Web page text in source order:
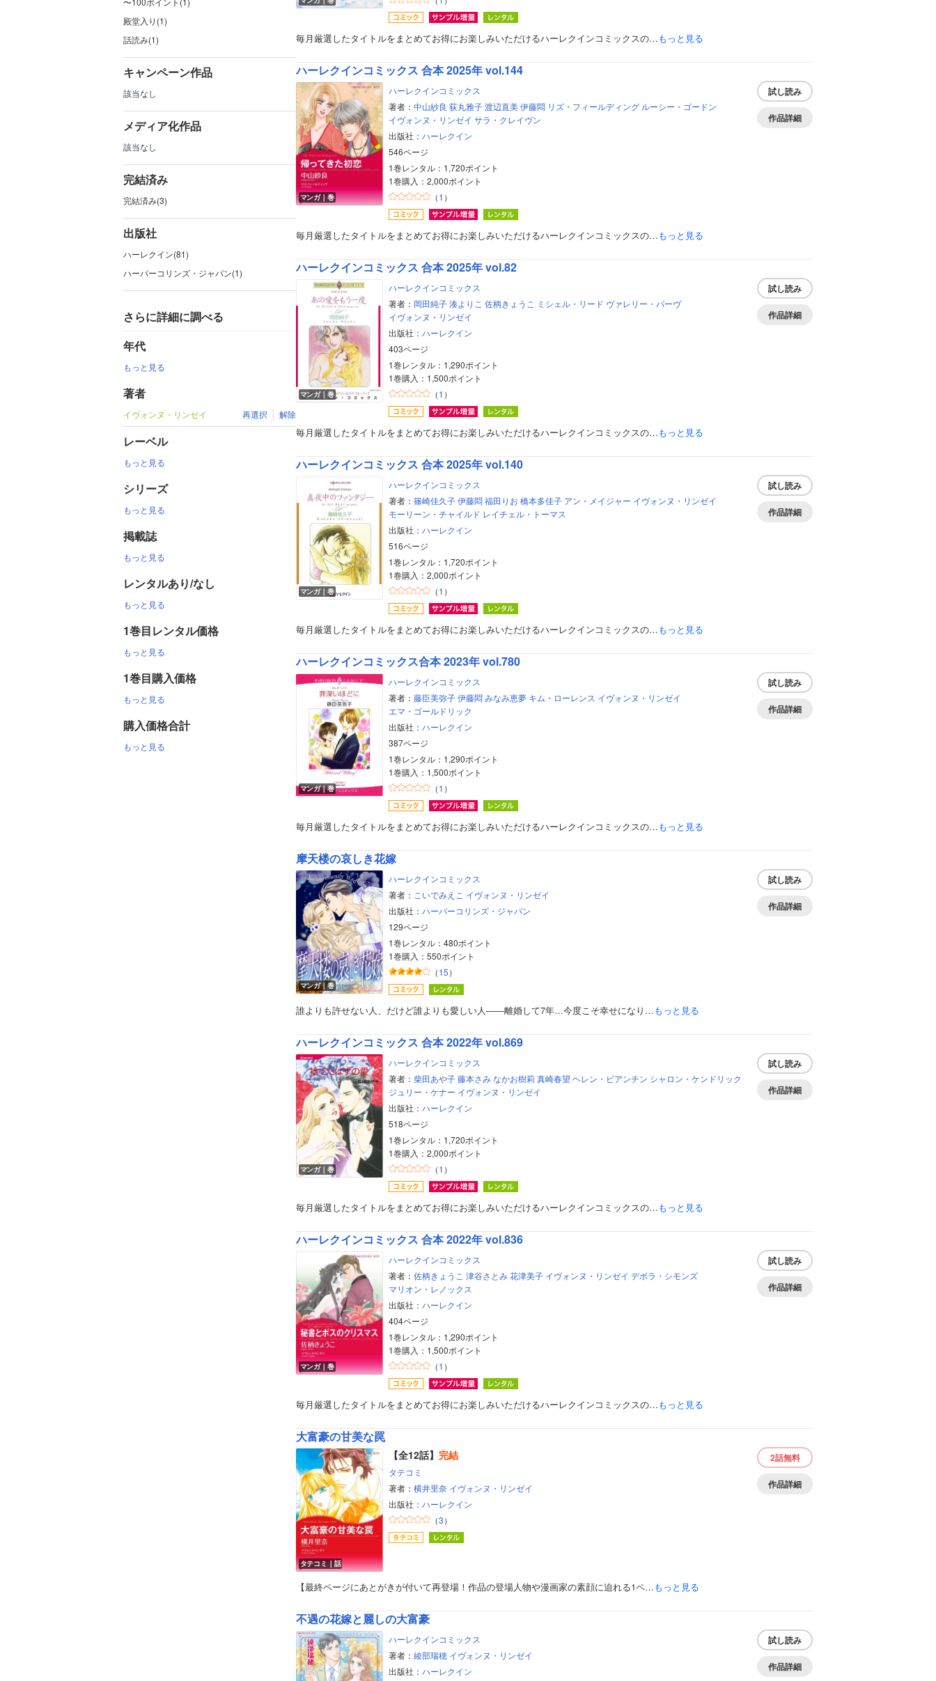
殿堂入り(1)
話読み(1)
キャンペーン作品
該当なし
メディア化作品
該当なし
完結済み
完結済み(3)
出版社
ハーレクイン(81)
ハーパーコリンズ・ジャパン(1)
さらに詳細に調べる
年代
もっと見る
著者
イヴォンヌ・リンゼイ 再選択 解除
レーベル
もっと見る
シリーズ
もっと見る
掲載誌
もっと見る
レンタルあり/なし
もっと見る
1巻目レンタル価格
もっと見る
1巻目購入価格
もっと見る
購入価格合計
もっと見る
ボーイズラブ
ティーンズラブ
美女・美少女
女性写真集
毎月厳選したタイトルをまとめてお得にお楽しみいただけるハーレクインコミックスの…もっと見る
ハーレクインコミックス 合本 2025年 vol.144
マンガ｜巻
ハーレクインコミックス
著者： 中山紗良 荻丸雅子 渡辺直美 伊藤悶 リズ・フィールディング ルーシー・ゴードン
イヴォンヌ・リンゼイ サラ・クレイヴン
出版社： ハーレクイン
546ページ
1巻レンタル：1,720ポイント
1巻購入：2,000ポイント
（1 ）
試し読み
作品詳細
毎月厳選したタイトルをまとめてお得にお楽しみいただけるハーレクインコミックスの…もっと見る
ハーレクインコミックス 合本 2025年 vol.82
マンガ｜巻
ハーレクインコミックス
著者： 岡田純子 湊よりこ 佐柄きょうこ ミシェル・リード ヴァレリー・パーヴ
イヴォンヌ・リンゼイ
出版社： ハーレクイン
403ページ
1巻レンタル：1,290ポイント
1巻購入：1,500ポイント
（1 ）
試し読み
作品詳細
毎月厳選したタイトルをまとめてお得にお楽しみいただけるハーレクインコミックスの…もっと見る
ハーレクインコミックス 合本 2025年 vol.140
マンガ｜巻
ハーレクインコミックス
著者： 篠崎佳久子 伊藤悶 福田りお 橋本多佳子 アン・メイジャー イヴォンヌ・リンゼイ
モーリーン・チャイルド レイチェル・トーマス
出版社： ハーレクイン
516ページ
1巻レンタル：1,720ポイント
1巻購入：2,000ポイント
（1 ）
試し読み
作品詳細
毎月厳選したタイトルをまとめてお得にお楽しみいただけるハーレクインコミックスの…もっと見る
ハーレクインコミックス合本 2023年 vol.780
マンガ｜巻
ハーレクインコミックス
著者： 藤臣美弥子 伊藤悶 みなみ恵夢 キム・ローレンス イヴォンヌ・リンゼイ
エマ・ゴールドリック
出版社： ハーレクイン
387ページ
1巻レンタル：1,290ポイント
1巻購入：1,500ポイント
（1 ）
試し読み
作品詳細
毎月厳選したタイトルをまとめてお得にお楽しみいただけるハーレクインコミックスの…もっと見る
摩天楼の哀しき花嫁
マンガ｜巻
ハーレクインコミックス
著者： こいでみえこ イヴォンヌ・リンゼイ
出版社： ハーパーコリンズ・ジャパン
129ページ
1巻レンタル：480ポイント
1巻購入：550ポイント
（15）
試し読み
作品詳細
誰よりも許せない人、だけど誰よりも愛しい人――離婚して7年…今度こそ幸せになり…もっと見る
ハーレクインコミックス 合本 2022年 vol.869
マンガ｜巻
ハーレクインコミックス
著者： 柴田あや子 藤本さみ なかお樹莉 真崎春望 ヘレン・ビアンチン シャロン・ケンドリック
ジュリー・ケナー イヴォンヌ・リンゼイ
出版社： ハーレクイン
518ページ
1巻レンタル：1,720ポイント
1巻購入：2,000ポイント
（1 ）
試し読み
作品詳細
毎月厳選したタイトルをまとめてお得にお楽しみいただけるハーレクインコミックスの…もっと見る
ハーレクインコミックス 合本 2022年 vol.836
マンガ｜巻
ハーレクインコミックス
著者： 佐柄きょうこ 津谷さとみ 花津美子 イヴォンヌ・リンゼイ デボラ・シモンズ
マリオン・レノックス
出版社： ハーレクイン
404ページ
1巻レンタル：1,290ポイント
1巻購入：1,500ポイント
（1 ）
試し読み
作品詳細
毎月厳選したタイトルをまとめてお得にお楽しみいただけるハーレクインコミックスの…もっと見る
大富豪の甘美な罠
タテコミ｜話
【全12話】 完結
タテコミ
著者： 横井里奈 イヴォンヌ・リンゼイ
出版社： ハーレクイン
（3）
2話無料
作品詳細
【最終ページにあとがきが付いて再登場！作品の登場人物や漫画家の素顔に迫れる1ペ…もっと見る
不遇の花嫁と麗しの大富豪
ハーレクインコミックス
著者： 綾部瑞穂 イヴォンヌ・リンゼイ
出版社： ハーレクイン
試し読み
作品詳細